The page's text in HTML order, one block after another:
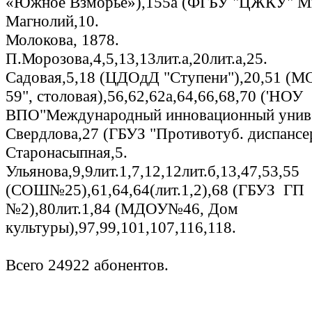
Магнолий,10.
Молокова, 1878.
П.Морозова,4,5,13,13лит.а,20лит.а,25.
Садовая,5,18 (ЦДОдД "Ступени"),20,51
59", столовая),56,62,62а,64,66,68,70 ('НОУ
ВПО"Международный инновационный
Свердлова,27 (ГБУЗ "Противотуб.
Старонасыпная,5.
Ульянова,9,9лит.1,7,12,12лит.б,13,47,53,55
(СОШ№25),61,64,64(лит.1,2),68 (ГБУЗ ГП
№2),80лит.1,84 (МДОУ№46, Дом
культуры),97,99,101,107,116,118.
Всего 24922 абонентов.